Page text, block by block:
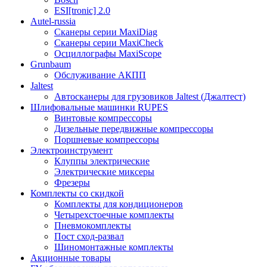
ESI[tronic] 2.0
Autel-russia
Сканеры серии MaxiDiag
Сканеры серии MaxiCheck
Осциллографы MaxiScope
Grunbaum
Обслуживание АКПП
Jaltest
Автосканеры для грузовиков Jaltest (Джалтест)
Шлифовальные машинки RUPES
Винтовые компрессоры
Дизельные передвижные компрессоры
Поршневые компрессоры
Электроинструмент
Клуппы электрические
Электрические миксеры
Фрезеры
Комплекты со скидкой
Комплекты для кондиционеров
Четырехстоечные комплекты
Пневмокомплекты
Пост сход-развал
Шиномонтажные комплекты
Акционные товары